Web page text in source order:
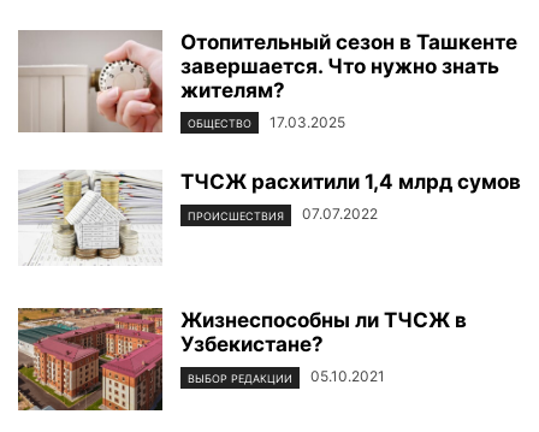
Отопительный сезон в Ташкенте
завершается. Что нужно знать
жителям?
ОБЩЕСТВО 17.03.2025
ТЧСЖ расхитили 1,4 млрд сумов
ПРОИСШЕСТВИЯ 07.07.2022
Жизнеспособны ли ТЧСЖ в
Узбекистане?
ВЫБОР РЕДАКЦИИ 05.10.2021